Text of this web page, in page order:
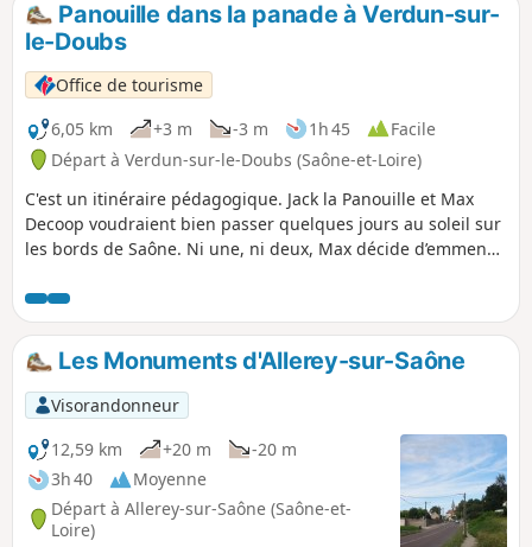
p
Panouille dans la panade à Verdun-sur-
le-Doubs
Office de tourisme
6,05 km
+3 m -3 m 1h 45
Facile
Départ à Verdun-sur-le-Doubs (Saône-et-Loire)
C'est un itinéraire pédagogique. Jack la Panouille et Max
Decoop voudraient bien passer quelques jours au soleil sur
les bords de Saône. Ni une, ni deux, Max décide d’emmener
plaisirs de leurs prochains jours : promenade sur l’eau,
pique-nique et pêche au brochet.Mais, à peine arrivés à
Verdun, tout bascule. Max n’a pas le temps de jeter le
moindre bas de ligne dans la Saône que c’est tout le séjour
qui tombe à l’eau : Jack a disparu ! Affolé, il imagine déjà le
pire. Et si Jack la Panouille était dans la panade ?! Aussitôt,
Max se met à la recherche de son ami.Il ne se doute pas
qu’il se lance dans une longue course qui lui fera traverser
tout Verdun. Il devra demander de l’aide à de nombreux
personnages qui n’hésiteront pas à le mettre à l’épreuve
Les Monuments d'Allerey-sur-Saône
Visorandonneur
12,59 km
+20 m
-20 m
3h 40
Moyenne
Départ à Allerey-sur-Saône (Saône-et-
Loire)